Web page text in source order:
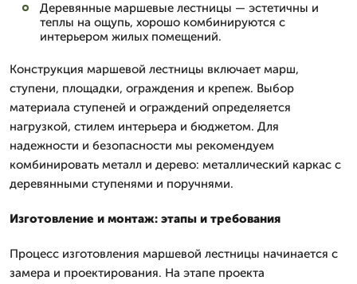
Деревянные маршевые лестницы — эстетичны и
теплы на ощупь, хорошо комбинируются с
интерьером жилых помещений.
Конструкция маршевой лестницы включает марш,
ступени, площадки, ограждения и крепеж. Выбор
материала ступеней и ограждений определяется
нагрузкой, стилем интерьера и бюджетом. Для
надежности и безопасности мы рекомендуем
комбинировать металл и дерево: металлический каркас с
деревянными ступенями и поручнями.
Изготовление и монтаж: этапы и требования
Процесс изготовления маршевой лестницы начинается с
замера и проектирования. На этапе проекта